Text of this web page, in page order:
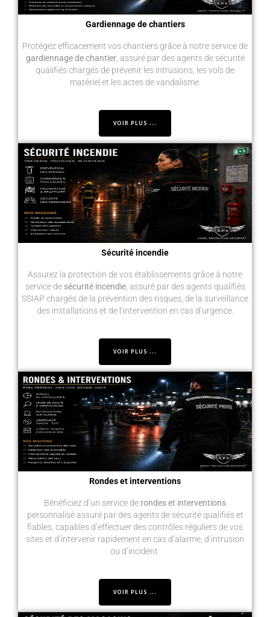
Gardiennage de chantiers
Protégez efficacement vos chantiers grâce à notre service de
gardiennage de chantier, assuré par des agents de sécurité
qualifiés chargés de prévenir les intrusions, les vols de
matériel et les actes de vandalisme.
VOIR PLUS ...
Sécurité incendie
Assurez la protection de vos établissements grâce à notre
service de sécurité incendie, assuré par des agents qualifiés
SSIAP chargés de la prévention des risques, de la surveillance
des installations et de l’intervention en cas d’urgence.
VOIR PLUS ...
Rondes et interventions
Bénéficiez d’un service de rondes et interventions
personnalisé assuré par des agents de sécurité qualifiés et
fiables, capables d’effectuer des contrôles réguliers de vos
sites et d’intervenir rapidement en cas d’alarme, d’intrusion
ou d’incident.
VOIR PLUS ...